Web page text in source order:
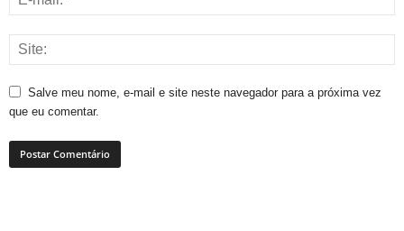
Salve meu nome, e-mail e site neste navegador para a próxima vez
que eu comentar.